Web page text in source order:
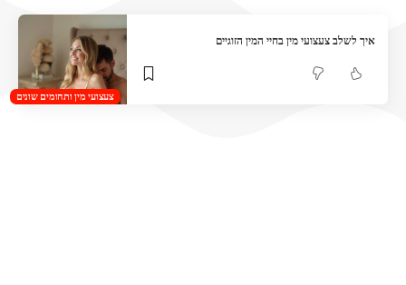
צעצועי מין ותחומים שונים
איך לשלב צעצועי מין בחיי המין הזוגיים